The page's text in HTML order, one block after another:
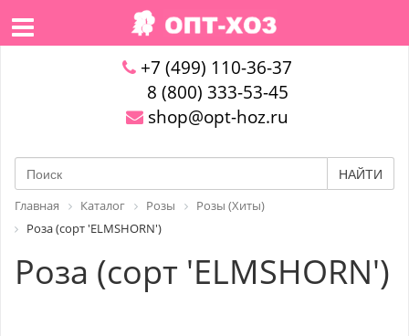
+7 (499) 110-36-37
8 (800) 333-53-45
shop@opt-hoz.ru
НАЙТИ
Главная Каталог Розы
Розы (Хиты)
Роза (сорт 'ELMSHORN')
Роза (сорт 'ELMSHORN')